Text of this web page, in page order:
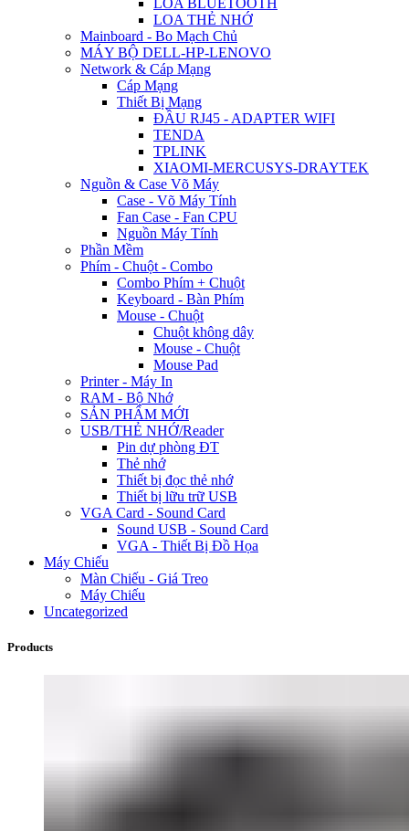
LOA THẺ NHỚ
Mainboard - Bo Mạch Chủ
MÁY BỘ DELL-HP-LENOVO
Network & Cáp Mạng
Cáp Mạng
Thiết Bị Mạng
ĐẦU RJ45 - ADAPTER WIFI
TENDA
TPLINK
XIAOMI-MERCUSYS-DRAYTEK
Nguồn & Case Võ Máy
Case - Võ Máy Tính
Fan Case - Fan CPU
Nguồn Máy Tính
Phần Mềm
Phím - Chuột - Combo
Combo Phím + Chuột
Keyboard - Bàn Phím
Mouse - Chuột
Chuột không dây
Mouse - Chuột
Mouse Pad
Printer - Máy In
RAM - Bộ Nhớ
SẢN PHẨM MỚI
USB/THẺ NHỚ/Reader
Pin dự phòng ĐT
Thẻ nhớ
Thiết bị đọc thẻ nhớ
Thiết bị lữu trữ USB
VGA Card - Sound Card
Sound USB - Sound Card
VGA - Thiết Bị Đồ Họa
Máy Chiếu
Màn Chiếu - Giá Treo
Máy Chiếu
Uncategorized
Products